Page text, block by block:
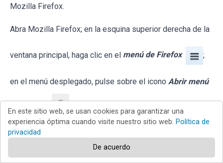
Mozilla Firefox.
Abra Mozilla Firefox; en la esquina superior derecha de la
ventana principal, haga clic en el menú de Firefox ;
en el menú desplegado, pulse sobre el icono Abrir menú
En este sitio web, se usan cookies para garantizar una
experiencia óptima cuando visite nuestro sitio web. Política de
privacidad
De acuerdo